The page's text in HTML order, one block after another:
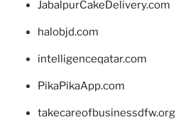
JabalpurCakeDelivery.com
halobjd.com
intelligenceqatar.com
PikaPikaApp.com
takecareofbusinessdfw.org